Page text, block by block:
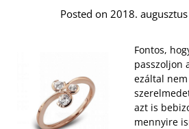
Posted on 2018.
Fontos,
passzoljon
ezáltal
azt is
mennyire